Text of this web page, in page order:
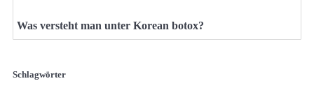
Was versteht man unter Korean botox?
Schlagwörter